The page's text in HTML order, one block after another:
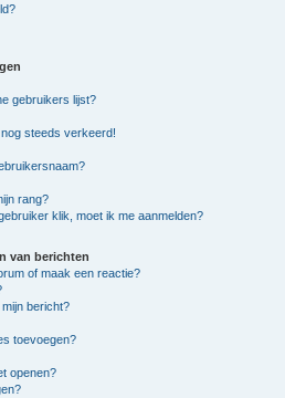
gebruikers lijst?
steeds verkeerd!
rang?
klik, moet ik me aanmelden?
van berichten
of maak een reactie?
bericht?
toevoegen?
openen?